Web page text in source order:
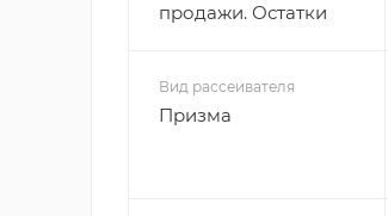
продажи. Остатки
Вид рассеивателя
Призма